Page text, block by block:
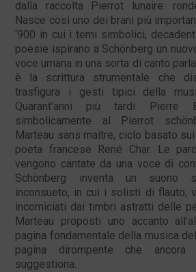
dalla raccolta Pierrot lunaire:
Nasce così uno dei brani più
‘900 in cui i temi simbolici,
poesie ispirano a Schönberg un
voce umana in una sorta di canto
è la scrittura strumentale che
trasfigura i gesti tipici della
Quarant’anni più tardi Pierre
simbolicamente al Pierrot
Marteau sans maître, ciclo basato
poeta francese René Char. Le
vengono cantate da una voce di
Schönberg inventa un suono
inconsueto, in cui i solisti di flauto,
incorniciati dai timbri astratti delle
Marteau proposti uno accanto
pagina fondamentale della musica
pagina dirompente che
suggestiona.